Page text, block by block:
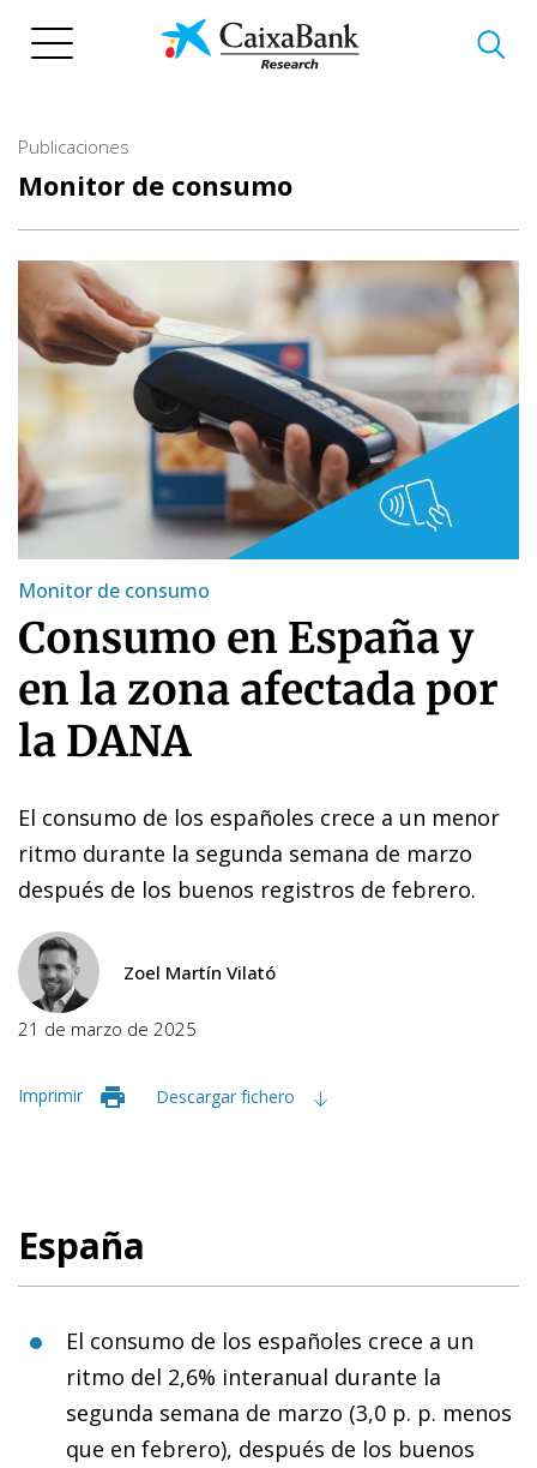
Publicaciones
Monitor de consumo
Monitor de consumo
Consumo en España y
en la zona afectada por
la DANA
El consumo de los españoles crece a un menor
ritmo durante la segunda semana de marzo
después de los buenos registros de febrero.
Zoel Martín Vilató
21 de marzo de 2025
Imprimir Descargar fichero
España
El consumo de los españoles crece a un
ritmo del 2,6% interanual durante la
segunda semana de marzo (3,0 p. p. menos
que en febrero), después de los buenos